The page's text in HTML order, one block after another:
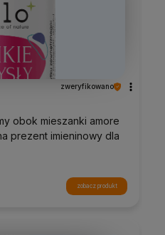
zweryfikowano
obok mieszanki amore
prezent imieninowy dla
zobacz produkt